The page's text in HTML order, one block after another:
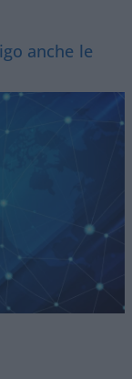
anche le